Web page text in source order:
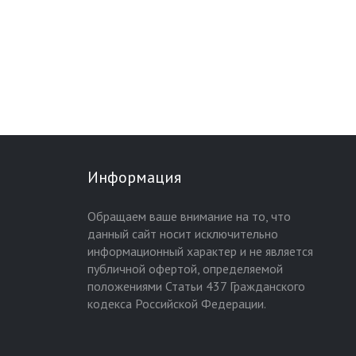
Информация
Обращаем ваше внимание на то, что
данный сайт носит исключительно
информационный характер и не является
публичной офертой, определяемой
положениями Статьи 437 Гражданского
кодекса Российской Федерации.